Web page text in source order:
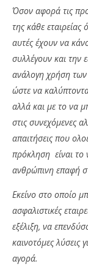
Όσον αφορά τις
της κάθε
αυτές έχουν να
συλλέγουν και την
ανάλογη χρήση των
ώστε να
αλλά και με το να
στις συνεχόμενες
απαιτήσεις που
πρόκληση είναι το
ανθρώπινη επαφή
Εκείνο στο οποίο
ασφαλιστικές
εξέλιξη, να
καινοτόμες λύσεις
αγορά.